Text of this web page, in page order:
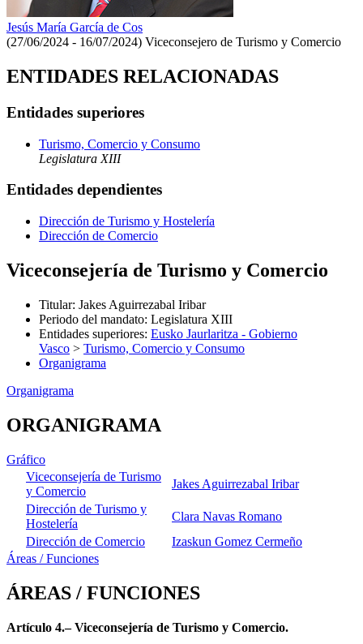
Jesús María García de Cos
(27/06/2024 - 16/07/2024) Viceconsejero de Turismo y Comercio
ENTIDADES RELACIONADAS
Entidades superiores
Turismo, Comercio y Consumo
Legislatura XIII
Entidades dependientes
Dirección de Turismo y Hostelería
Dirección de Comercio
Viceconsejería de Turismo y Comercio
Titular: Jakes Aguirrezabal Iribar
Periodo del mandato: Legislatura XIII
Entidades superiores: Eusko Jaurlaritza - Gobierno
Vasco > Turismo, Comercio y Consumo
Organigrama
Organigrama
ORGANIGRAMA
Gráfico
Viceconsejería de Turismo
y Comercio
Jakes Aguirrezabal Iribar
Dirección de Turismo y
Hostelería
Clara Navas Romano
Dirección de Comercio
Izaskun Gomez Cermeño
Áreas / Funciones
ÁREAS / FUNCIONES
Artículo 4.– Viceconsejería de Turismo y Comercio.